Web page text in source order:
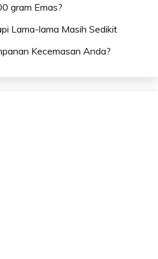
gram Emas?
Lama-lama Masih Sedikit
Kecemasan Anda?